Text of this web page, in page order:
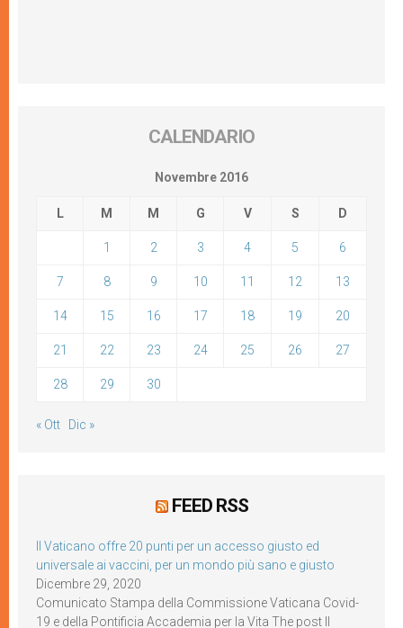
CALENDARIO
Novembre 2016
L M M G V S D
1 2 3 4 5 6
7 8 9 10 11 12 13
14 15 16 17 18 19 20
21 22 23 24 25 26 27
28 29 30
« Ott Dic »
FEED RSS
Il Vaticano offre 20 punti per un accesso giusto ed
universale ai vaccini, per un mondo più sano e giusto
Dicembre 29, 2020
Comunicato Stampa della Commissione Vaticana Covid-
19 e della Pontificia Accademia per la Vita The post Il